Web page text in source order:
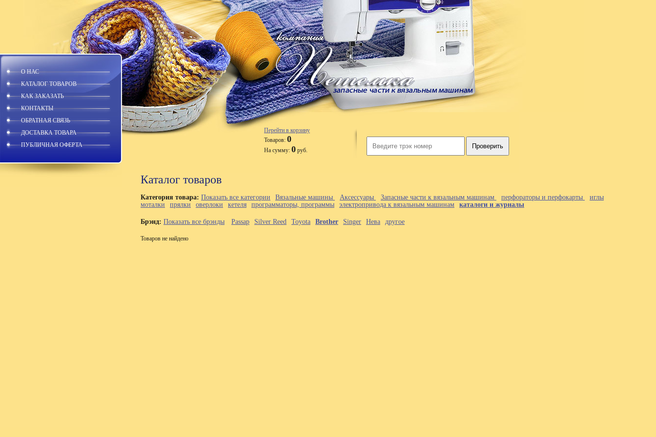
О НАС
КАТАЛОГ ТОВАРОВ
КАК ЗАКАЗАТЬ
КОНТАКТЫ
ОБРАТНАЯ СВЯЗЬ
ДОСТАВКА ТОВАРА
ПУБЛИЧНАЯ ОФЕРТА
Перейти в корзину
Товаров: 0
На сумму: 0 руб.
Проверить
Каталог товаров
Категория товара: Показать все категории Вязальные машины Аксессуары Запасные части к вязальным машинам перфораторы и перфокарты
иглы
моталки
прялки оверлоки кетеля программаторы, программы электропривода к вязальным машинам каталоги и журналы
Брэнд: Показать все брэнды Passap Silver Reed Toyota Brother Singer Нева другое
Товаров не найдено